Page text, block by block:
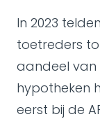
In 2023
toetreders
aandeel van
hypotheken
eerst bij de